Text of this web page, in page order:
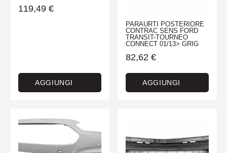
119,49 €
AGGIUNGI
PARAURTI POSTERIORE
CONTRAC SENS FORD
TRANSIT-TOURNEO
CONNECT 01/13> GRIG
82,62 €
AGGIUNGI